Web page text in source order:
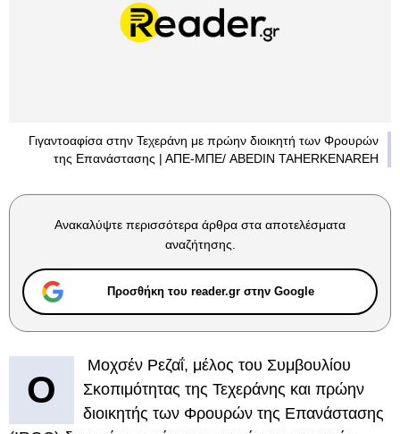
Γιγαντοαφίσα στην Τεχεράνη με πρώην διοικητή των Φρουρών
της Επανάστασης | ΑΠΕ-ΜΠΕ/ ABEDIN TAHERKENAREH
Ανακαλύψτε περισσότερα άρθρα στα αποτελέσματα
αναζήτησης.
Προσθήκη του reader.gr στην Google
Ο
Μοχσέν Ρεζαΐ, μέλος του Συμβουλίου
Σκοπιμότητας της Τεχεράνης και πρώην
διοικητής των Φρουρών της Επανάστασης